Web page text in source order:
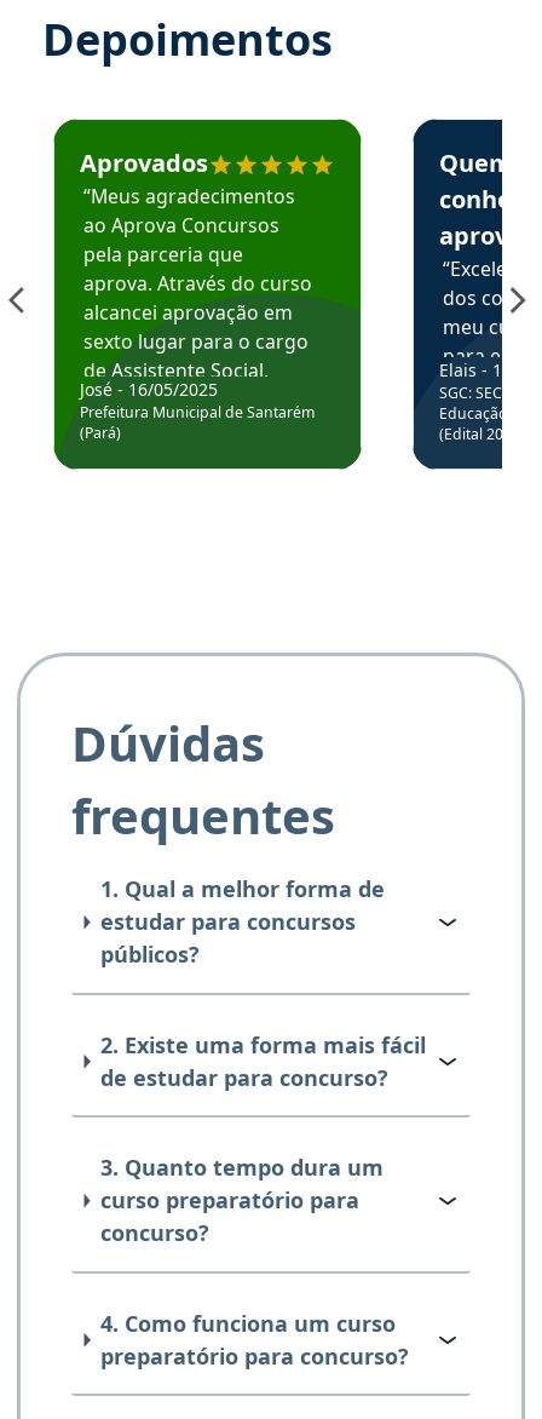
Depoimentos
Estudante José recomenda o Aprova Concursos em
Aprovados
“Meus agradecimentos
ao Aprova Concursos
pela parceria que
aprova. Através do curso
alcancei aprovação em
sexto lugar para o cargo
de Assistente Social.
Hoje estou atuando na
Prefeitura de Santarém.
José - 16/05/2025
Prefeitura Municipal de Santarém
(Pará)
Estudante
Quem
aprova
dos
meu
para
colocar
através
de
Elais - 15/
SGC: SEC BA
Educação
(Edital
Dúvidas
frequentes
1. Qual a melhor forma de
estudar para concursos
públicos?
2. Existe uma forma mais fácil
de estudar para concurso?
3. Quanto tempo dura um
curso preparatório para
concurso?
4. Como funciona um curso
preparatório para concurso?